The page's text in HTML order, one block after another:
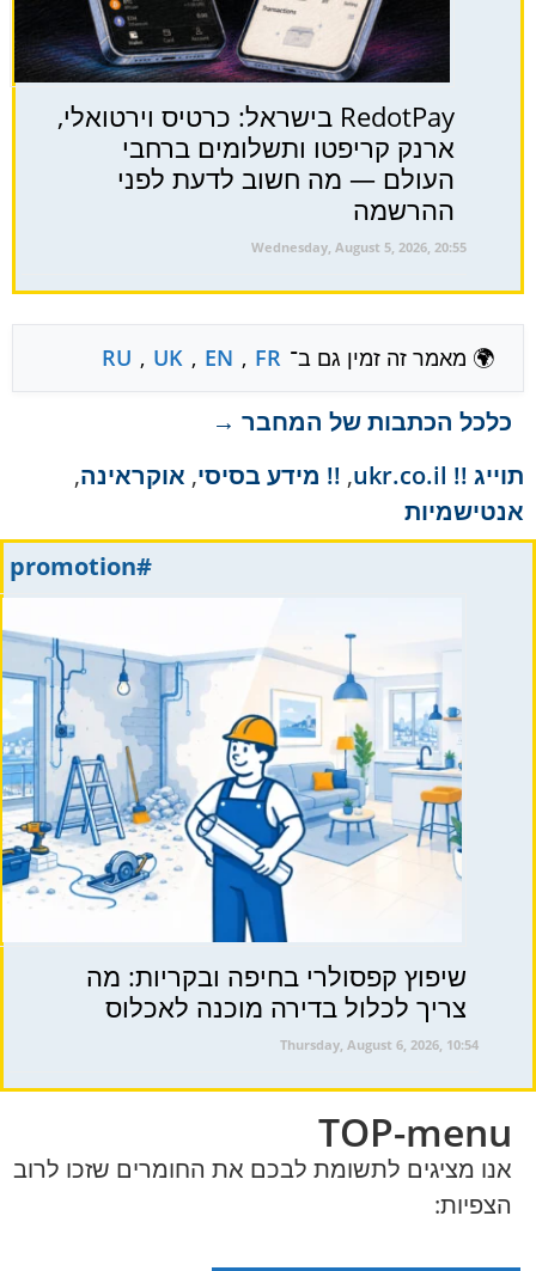
RedotPay בישראל: כרטיס וירטואלי,
ארנק קריפטו ותשלומים ברחבי
העולם — מה חשוב לדעת לפני
ההרשמה
Wednesday, August 5, 2026, 20:55
🌍 מאמר זה זמין גם ב־ RU , UK , EN , FR
כלכל הכתבות של המחבר →
תוייג !! ukr.co.il
, !! מידע בסיסי, אוקראינה,
אנטישמיות
#promotion
שיפוץ קפסולרי בחיפה ובקריות: מה
צריך לכלול בדירה מוכנה לאכלוס
Thursday, August 6, 2026, 10:54
TOP-menu
אנו מציגים לתשומת לבכם את החומרים שזכו לרוב
הצפיות: